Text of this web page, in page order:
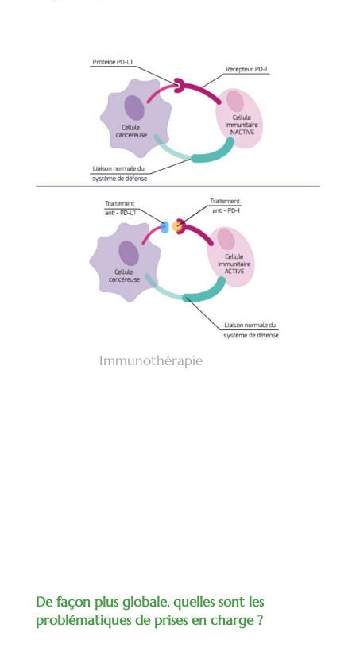
Immunothérapie
De façon plus globale, quelles sont les
problématiques de prises en charge ?